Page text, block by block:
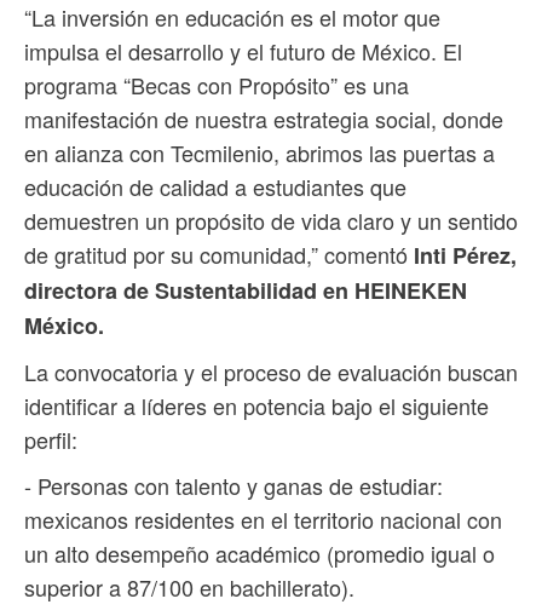
“La inversión en educación es el motor que
impulsa el desarrollo y el futuro de México. El
programa “Becas con Propósito” es una
manifestación de nuestra estrategia social, donde
en alianza con Tecmilenio, abrimos las puertas a
educación de calidad a estudiantes que
demuestren un propósito de vida claro y un sentido
de gratitud por su comunidad,” comentó Inti Pérez,
directora de Sustentabilidad en HEINEKEN
México.
La convocatoria y el proceso de evaluación buscan
identificar a líderes en potencia bajo el siguiente
perfil:
- Personas con talento y ganas de estudiar:
mexicanos residentes en el territorio nacional con
un alto desempeño académico (promedio igual o
superior a 87/100 en bachillerato).